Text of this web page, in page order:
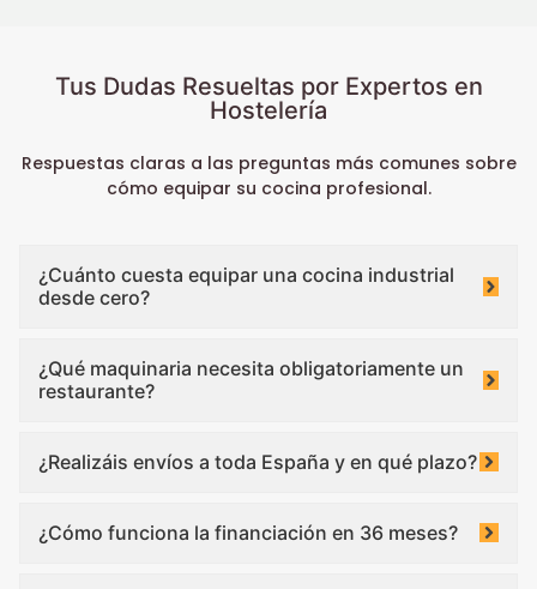
Tus Dudas Resueltas por Expertos en
Hostelería
Respuestas claras a las preguntas más comunes sobre
cómo equipar su cocina profesional.
¿Cuánto cuesta equipar una cocina industrial
desde cero?
¿Qué maquinaria necesita obligatoriamente un
restaurante?
¿Realizáis envíos a toda España y en qué plazo?
¿Cómo funciona la financiación en 36 meses?